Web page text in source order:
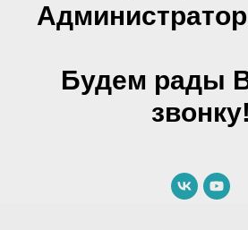
Будем рады
звонку!